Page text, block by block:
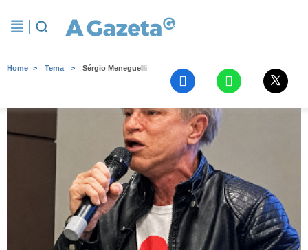
Home Tema Sérgio Meneguelli